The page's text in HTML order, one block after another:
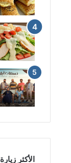
الأكثر زيارة